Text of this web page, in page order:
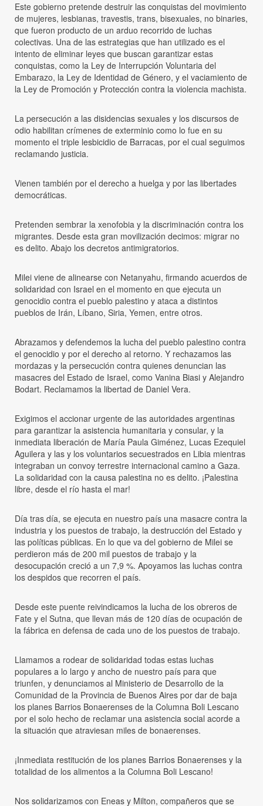
Este gobierno pretende destruir las conquistas del movimiento
de mujeres, lesbianas, travestis, trans, bisexuales, no binaries,
que fueron producto de un arduo recorrido de luchas
colectivas. Una de las estrategias que han utilizado es el
intento de eliminar leyes que buscan garantizar estas
conquistas, como la Ley de Interrupción Voluntaria del
Embarazo, la Ley de Identidad de Género, y el vaciamiento de
la Ley de Promoción y Protección contra la violencia machista.
La persecución a las disidencias sexuales y los discursos de
odio habilitan crímenes de exterminio como lo fue en su
momento el triple lesbicidio de Barracas, por el cual seguimos
reclamando justicia.
Vienen también por el derecho a huelga y por las libertades
democráticas.
Pretenden sembrar la xenofobia y la discriminación contra los
migrantes. Desde esta gran movilización decimos: migrar no
es delito. Abajo los decretos antimigratorios.
Milei viene de alinearse con Netanyahu, firmando acuerdos de
solidaridad con Israel en el momento en que ejecuta un
genocidio contra el pueblo palestino y ataca a distintos
pueblos de Irán, Líbano, Siria, Yemen, entre otros.
Abrazamos y defendemos la lucha del pueblo palestino contra
el genocidio y por el derecho al retorno. Y rechazamos las
mordazas y la persecución contra quienes denuncian las
masacres del Estado de Israel, como Vanina Biasi y Alejandro
Bodart. Reclamamos la libertad de Daniel Vera.
Exigimos el accionar urgente de las autoridades argentinas
para garantizar la asistencia humanitaria y consular, y la
inmediata liberación de María Paula Giménez, Lucas Ezequiel
Aguilera y las y los voluntarios secuestrados en Libia mientras
integraban un convoy terrestre internacional camino a Gaza.
La solidaridad con la causa palestina no es delito. ¡Palestina
libre, desde el río hasta el mar!
Día tras día, se ejecuta en nuestro país una masacre contra la
industria y los puestos de trabajo, la destrucción del Estado y
las políticas públicas. En lo que va del gobierno de Milei se
perdieron más de 200 mil puestos de trabajo y la
desocupación creció a un 7,9 %. Apoyamos las luchas contra
los despidos que recorren el país.
Desde este puente reivindicamos la lucha de los obreros de
Fate y el Sutna, que llevan más de 120 días de ocupación de
la fábrica en defensa de cada uno de los puestos de trabajo.
Llamamos a rodear de solidaridad todas estas luchas
populares a lo largo y ancho de nuestro país para que
triunfen, y denunciamos al Ministerio de Desarrollo de la
Comunidad de la Provincia de Buenos Aires por dar de baja
los planes Barrios Bonaerenses de la Columna Boli Lescano
por el solo hecho de reclamar una asistencia social acorde a
la situación que atraviesan miles de bonaerenses.
¡Inmediata restitución de los planes Barrios Bonaerenses y la
totalidad de los alimentos a la Columna Boli Lescano!
Nos solidarizamos con Eneas y Milton, compañeros que se